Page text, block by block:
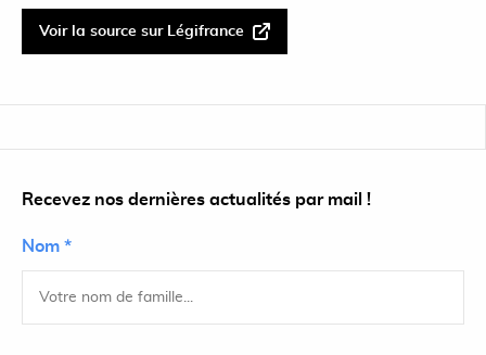
Voir la source sur Légifrance
Recevez nos dernières actualités par mail !
Nom *